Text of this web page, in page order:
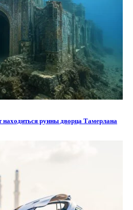
руины дворца Тамерлана